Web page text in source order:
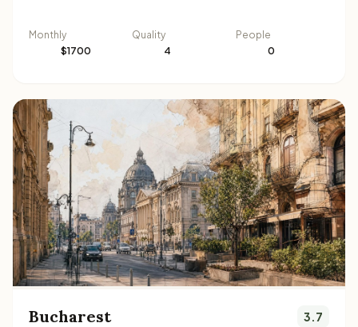
Monthly
$1700
Quality
4
People
0
Bucharest 3.7